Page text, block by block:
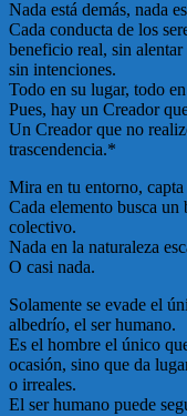
Nada está demás, nada
Cada conducta de los
beneficio real, sin
sin intenciones.
Todo en su lugar, todo
Pues, hay un Creador
Un Creador que no
trascendencia.*
Mira en tu entorno,
Cada elemento busca
colectivo.
Nada en la naturaleza
O casi nada.
Solamente se evade el
albedrío, el ser humano.
Es el hombre el único
ocasión, sino que da
o irreales.
El ser humano puede